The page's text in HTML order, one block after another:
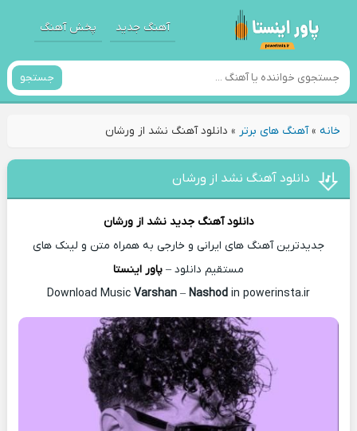
آهنگ جدید پخش آهنگ
جستجو
خانه»آهنگ های برتر » دانلود آهنگ نشد از ورشان
دانلود آهنگ نشد از ورشان
دانلود آهنگ جدید نشد ازورشان
جدیدترین آهنگ های ایرانی و خارجی به همراه متن و لینک های
مستقیم دانلود – پاور اینستا
Download Music
Varshan– Nashod in powerinsta.ir